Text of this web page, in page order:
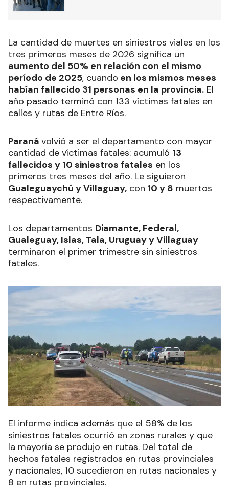
La cantidad de muertes en siniestros viales en los
tres primeros meses de 2026 significa un
aumento del 50% en relación con el mismo
período de 2025, cuando en los mismos meses
habían fallecido 31 personas en la provincia. El
año pasado terminó con 133 víctimas fatales en
calles y rutas de Entre Ríos.
Paraná volvió a ser el departamento con mayor
cantidad de víctimas fatales: acumuló 13
fallecidos y 10 siniestros fatales en los
primeros tres meses del año. Le siguieron
Gualeguaychú y Villaguay, con 10 y 8 muertos
respectivamente.
Los departamentos Diamante, Federal,
Gualeguay, Islas, Tala, Uruguay y Villaguay
terminaron el primer trimestre sin siniestros
fatales.
El informe indica además que el 58% de los
siniestros fatales ocurrió en zonas rurales y que
la mayoría se produjo en rutas. Del total de
hechos fatales registrados en rutas provinciales
y nacionales, 10 sucedieron en rutas nacionales y
8 en rutas provinciales.